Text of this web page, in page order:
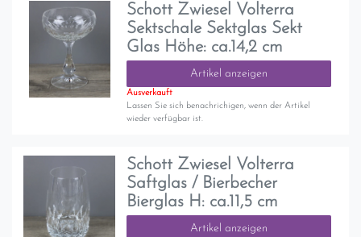
Schott Zwiesel Volterra
Sektschale Sektglas Sekt
Glas Höhe: ca.14,2 cm
Artikel anzeigen
Ausverkauft
Lassen Sie sich benachrichigen, wenn der Artikel
wieder verfügbar ist.
Schott Zwiesel Volterra
Saftglas / Bierbecher
Bierglas H: ca.11,5 cm
Artikel anzeigen